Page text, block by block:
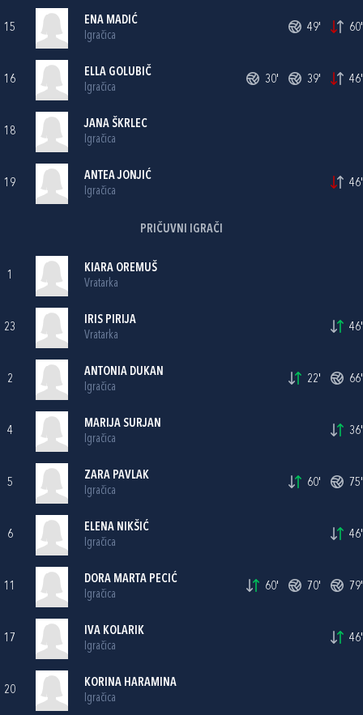
15
ENA MADIĆ
Igračica
49' 60'
16
ELLA GOLUBIČ
Igračica
30' 39' 46'
18
JANA ŠKRLEC
Igračica
19
ANTEA JONJIĆ
Igračica
46'
PRIČUVNI IGRAČI
1
KIARA OREMUŠ
Vratarka
23
IRIS PIRIJA
Vratarka
46'
2
ANTONIA DUKAN
Igračica
22' 66'
4
MARIJA SURJAN
Igračica
36'
5
ZARA PAVLAK
Igračica
60' 75'
6
ELENA NIKŠIĆ
Igračica
46'
11
DORA MARTA PECIĆ
Igračica
60' 70' 79'
17
IVA KOLARIK
Igračica
46'
20
KORINA HARAMINA
Igračica